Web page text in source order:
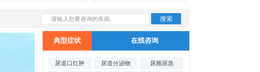
前列腺疾病 男性不育
典型症状 在线咨询
尿道口红肿 尿道分泌物
尿频尿急